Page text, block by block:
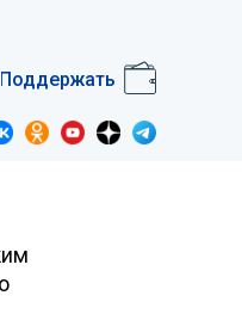
Поддержать